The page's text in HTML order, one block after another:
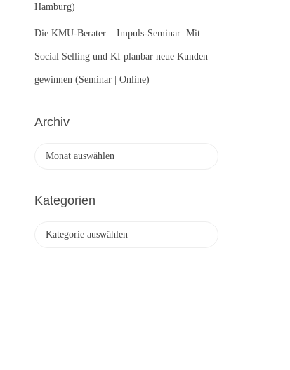
Hamburg)
Die KMU-Berater – Impuls-Seminar: Mit
Social Selling und KI planbar neue Kunden
gewinnen (Seminar | Online)
Archiv
h
Kategorien